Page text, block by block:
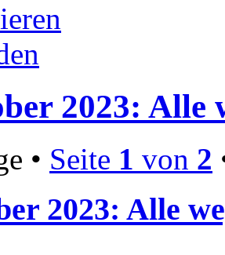
2023: Alle
• Seite 1 von 2
2023: Alle